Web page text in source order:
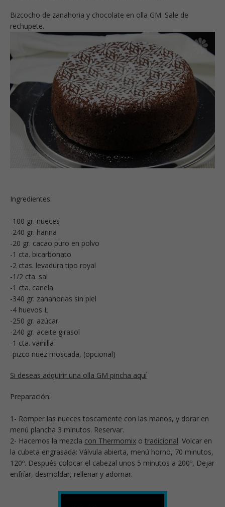
Bizcocho de zanahoria y chocolate en olla GM. Sale de
rechupete.
Ingredientes:
-100 gr. nueces
-240 gr. harina
-20 gr. cacao puro en polvo
-1 cta. bicarbonato
-2 ctas. levadura tipo royal
-1/2 cta. sal
-1 cta. canela
-340 gr. zanahorias sin piel
-4 huevos L
-250 gr. azúcar
-240 gr. aceite girasol
-1 cta. vainilla
-pizco nuez moscada, (opcional)
Si deseas adquirir una olla GM pincha aquí
Preparación:
1- Romper las nueces toscamente con las manos, y dorar en
menú plancha 3 minutos. Reservar.
2- Hacemos la mezcla con Thermomix o tradicional. Volcar en
la cubeta engrasada: Válvula abierta, menú horno, 70 minutos,
120º. Después colocar el cabezal unos 5 minutos a 200º, Dejar
enfríar, desmoldar, rellenar y adornar.